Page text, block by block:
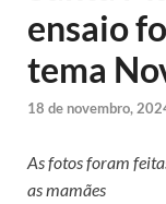
ensaio
tema
18 de novembro,
As fotos foram
as mamães